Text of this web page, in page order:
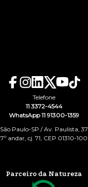
Telefone
11 3372-4544
WhatsApp 11 91300-1359
São Paulo-SP / Av. Paulista, 37
7º andar, cj. 71, CEP 01310-100
Parceiro da Natureza